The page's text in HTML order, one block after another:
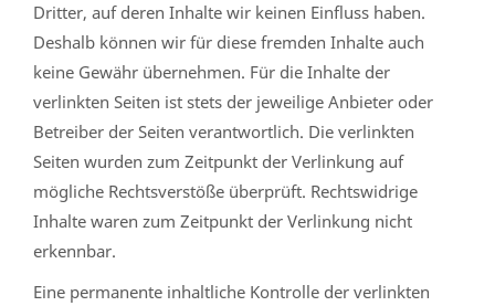
Dritter, auf deren Inhalte wir keinen Einfluss haben.
Deshalb können wir für diese fremden Inhalte auch
keine Gewähr übernehmen. Für die Inhalte der
verlinkten Seiten ist stets der jeweilige Anbieter oder
Betreiber der Seiten verantwortlich. Die verlinkten
Seiten wurden zum Zeitpunkt der Verlinkung auf
mögliche Rechtsverstöße überprüft. Rechtswidrige
Inhalte waren zum Zeitpunkt der Verlinkung nicht
erkennbar.
Eine permanente inhaltliche Kontrolle der verlinkten